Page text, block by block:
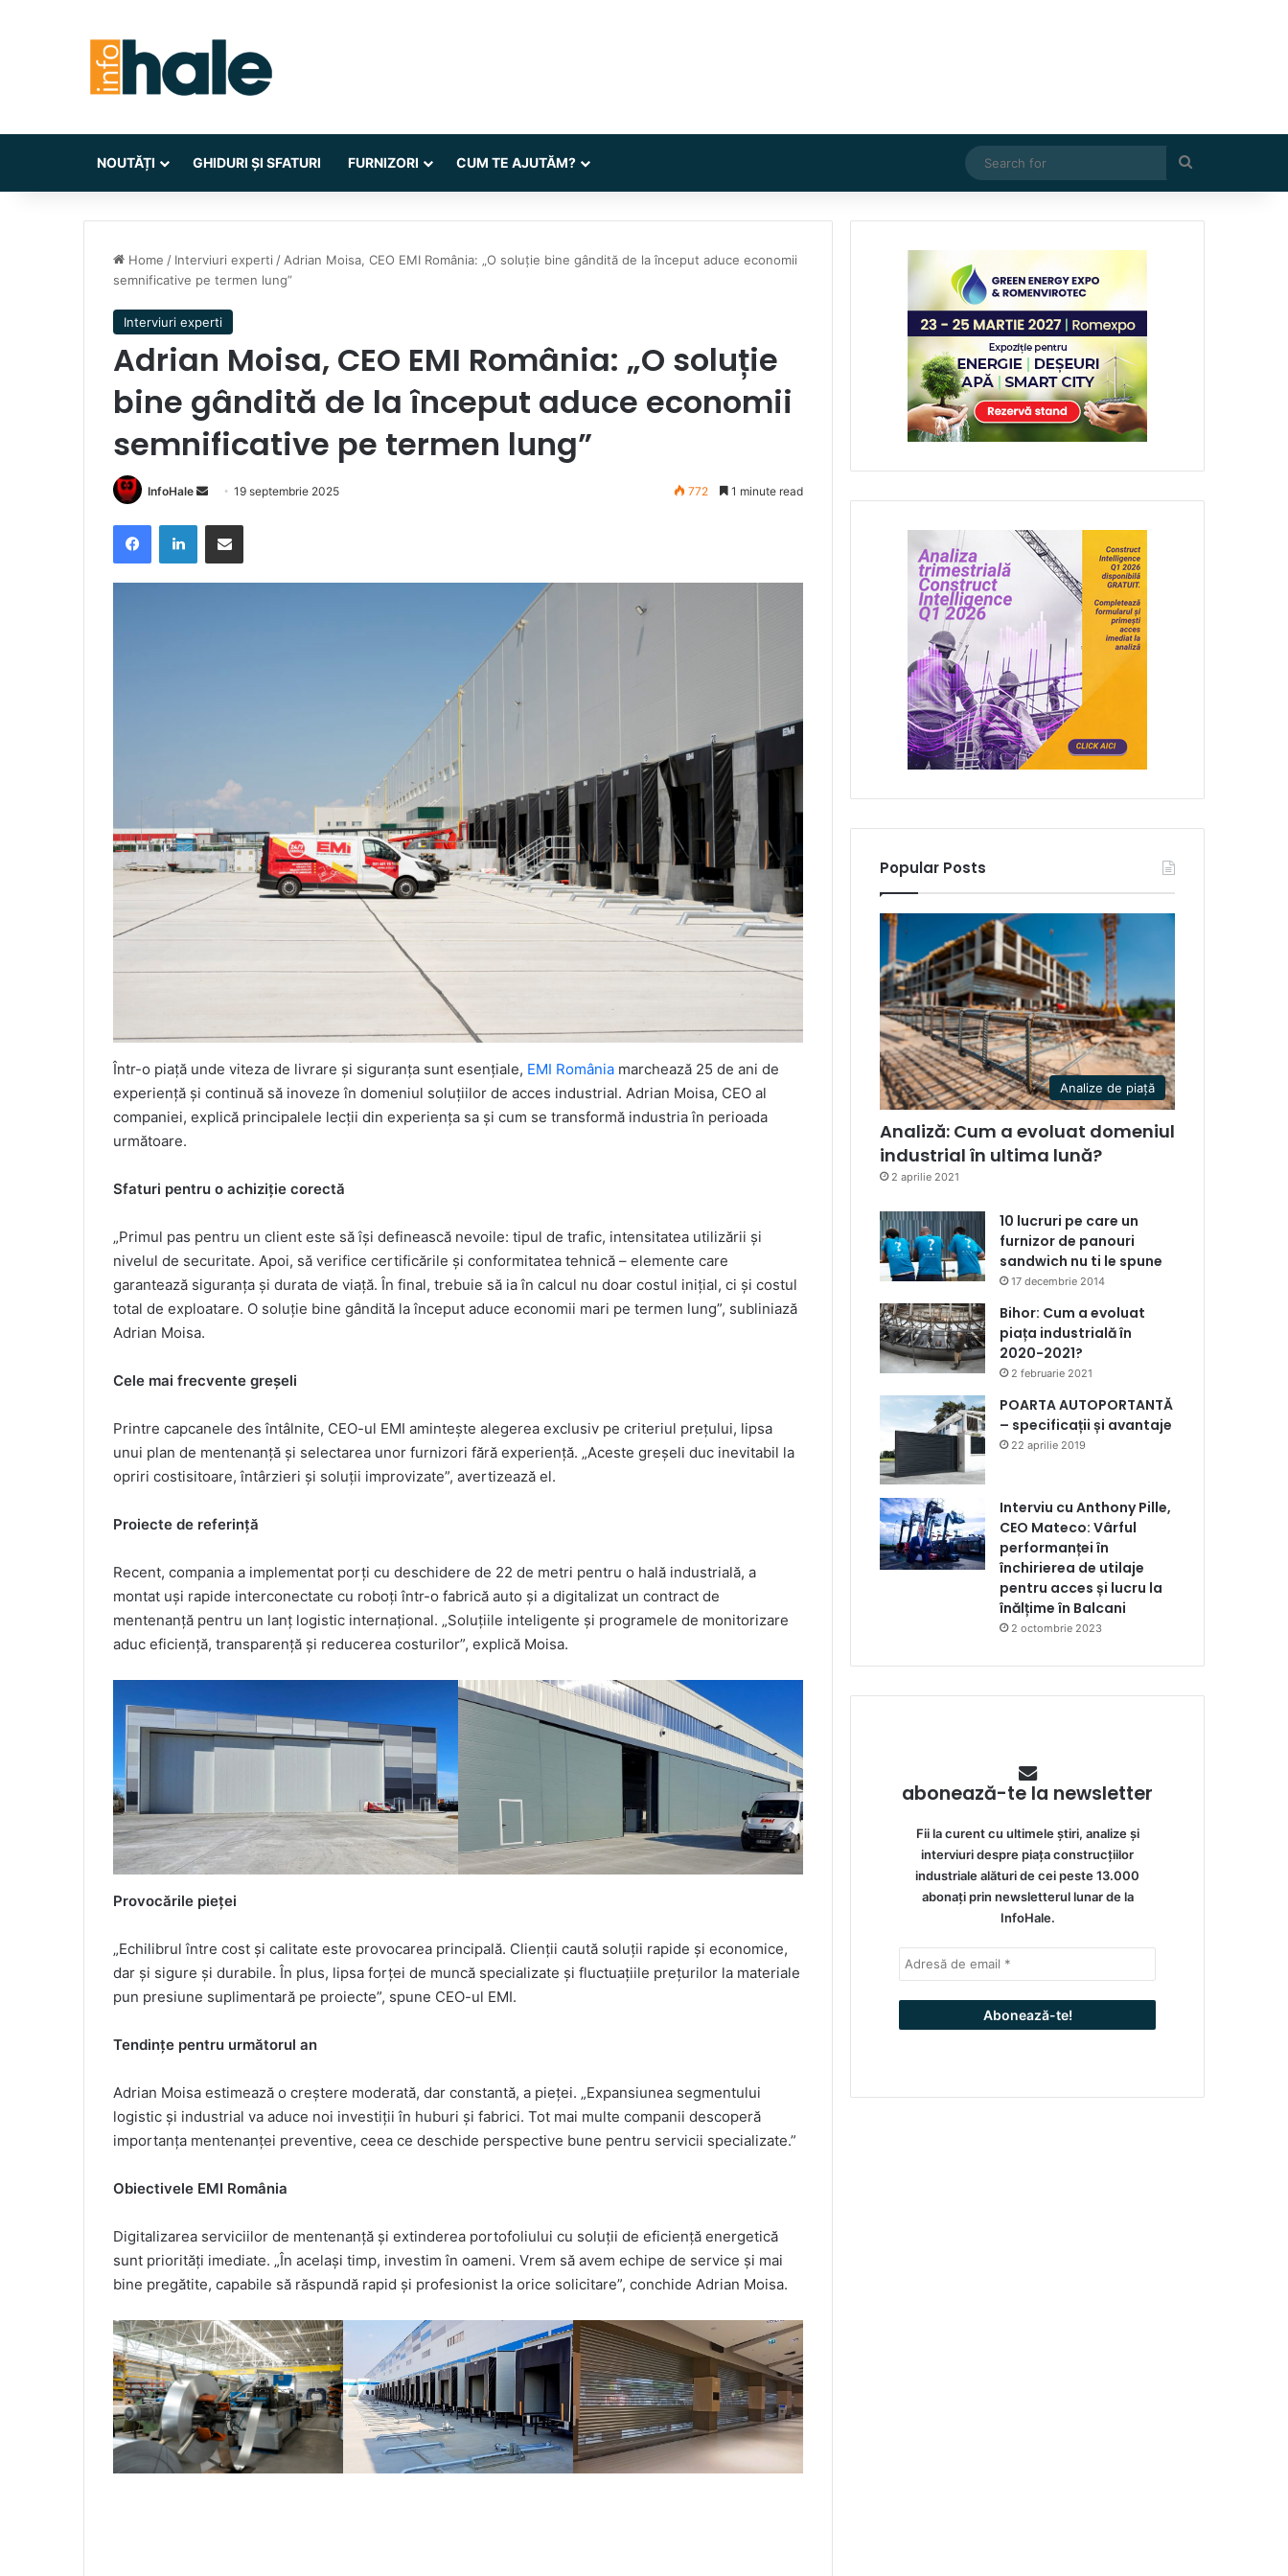
NOUTĂȚI GHIDURI ȘI SFATURI FURNIZORI CUM TE AJUTĂM?
for
Home / Interviuri experti / Adrian Moisa, CEO EMI România: „O soluție bine gândită de la început aduce economii
semnificative pe termen lung”
Interviuri experti
Adrian Moisa, CEO EMI România: „O soluție
bine gândită de la început aduce economii
semnificative pe termen lung”
InfoHale
Send
email
19 septembrie 2025 772 1 minute read
FacebookLinkedInShare via Email
Într-o piață unde viteza de livrare și siguranța sunt esențiale, EMI România marchează 25 de ani de
experiență și continuă să inoveze în domeniul soluțiilor de acces industrial. Adrian Moisa, CEO al
companiei, explică principalele lecții din experiența sa și cum se transformă industria în perioada
următoare.
Sfaturi pentru o achiziție corectă
„Primul pas pentru un client este să își definească nevoile: tipul de trafic, intensitatea utilizării și
nivelul de securitate. Apoi, să verifice certificările și conformitatea tehnică – elemente care
garantează siguranța și durata de viață. În final, trebuie să ia în calcul nu doar costul inițial, ci și costul
total de exploatare. O soluție bine gândită la început aduce economii mari pe termen lung”, subliniază
Adrian Moisa.
Cele mai frecvente greșeli
Printre capcanele des întâlnite, CEO-ul EMI amintește alegerea exclusiv pe criteriul prețului, lipsa
unui plan de mentenanță și selectarea unor furnizori fără experiență. „Aceste greșeli duc inevitabil la
opriri costisitoare, întârzieri și soluții improvizate”, avertizează el.
Proiecte de referință
Recent, compania a implementat porți cu deschidere de 22 de metri pentru o hală industrială, a
montat uși rapide interconectate cu roboți într-o fabrică auto și a digitalizat un contract de
mentenanță pentru un lanț logistic internațional. „Soluțiile inteligente și programele de monitorizare
aduc eficiență, transparență și reducerea costurilor”, explică Moisa.
Provocările pieței
„Echilibrul între cost și calitate este provocarea principală. Clienții caută soluții rapide și economice,
dar și sigure și durabile. În plus, lipsa forței de muncă specializate și fluctuațiile prețurilor la materiale
pun presiune suplimentară pe proiecte”, spune CEO-ul EMI.
Tendințe pentru următorul an
Adrian Moisa estimează o creștere moderată, dar constantă, a pieței. „Expansiunea segmentului
logistic și industrial va aduce noi investiții în huburi și fabrici. Tot mai multe companii descoperă
importanța mentenanței preventive, ceea ce deschide perspective bune pentru servicii specializate.”
Obiectivele EMI România
Digitalizarea serviciilor de mentenanță și extinderea portofoliului cu soluții de eficiență energetică
sunt priorități imediate. „În același timp, investim în oameni. Vrem să avem echipe de service și mai
bine pregătite, capabile să răspundă rapid și profesionist la orice solicitare”, conchide Adrian Moisa.
Popular Posts
Analize de piață
Analiză: Cum a evoluat domeniul
industrial în ultima lună?
2 aprilie 2021
10 lucruri pe care un
furnizor de panouri
sandwich nu ti le spune
17 decembrie 2014
Bihor: Cum a evoluat
piața industrială în
2020-2021?
2 februarie 2021
POARTA AUTOPORTANTĂ
– specificații și avantaje
22 aprilie 2019
Interviu cu Anthony Pille,
CEO Mateco: Vârful
performanței în
închirierea de utilaje
pentru acces și lucru la
înălțime în Balcani
2 octombrie 2023
abonează-te la newsletter
Fii la curent cu ultimele știri, analize și
interviuri despre piața construcțiilor
industriale alături de cei peste 13.000
abonați prin newsletterul lunar de la
InfoHale.